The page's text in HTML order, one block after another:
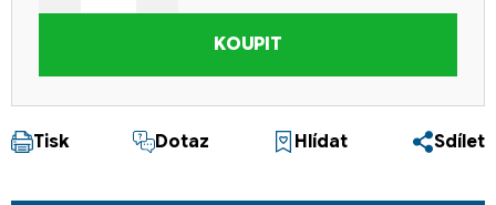
KOUPIT
Tisk Dotaz Hlídat Sdílet